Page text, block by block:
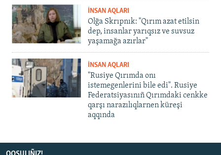
İNSAN AQLARI
Olğa Skrıpnık: "Qırım azat etilsin
dep, insanlar yarıqsız ve suvsuz
yaşamağa azırlar"
İNSAN AQLARI
"Rusiye Qırımda onı
istemegenlerini bile edi". Rusiye
Federatsiyasınıñ Qırımdaki cenkke
qarşı narazılıqlarnen küreşi
aqqında